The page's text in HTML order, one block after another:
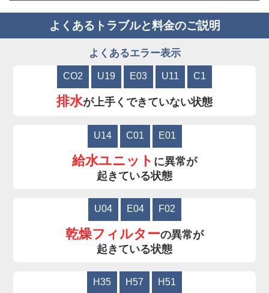
よくあるトラブルと料金のご説明
よくあるエラー表示
CO2 U19 E03 U11 C1
排水が上手くできていない状態
U14 C01 E01
給水ユニット に異常が
起きている状態
U04 E04 F02
乾燥フィルターの異常が
起きている状態
H35 H57 H51